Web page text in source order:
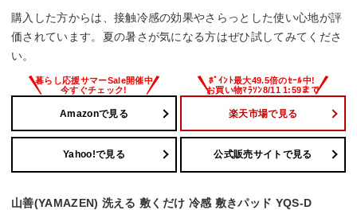
購入した方からは、接触冷感の効果やさらっとした使い心地が評
価されています。夏の暑さが気になる方はぜひ試してみてくださ
い。
Amazonで見る 楽天市場で見る
Yahoo!で見る 公式販売サイトで見る
山善(YAMAZEN) 洗える 敷くだけ 冷感 敷きパッド YQS-D